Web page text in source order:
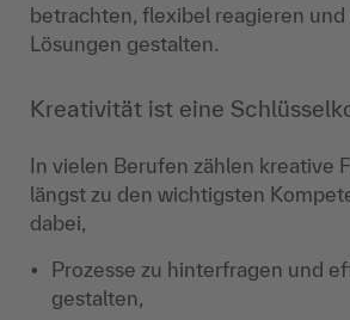
betrachten, flexibel reagieren
Lösungen gestalten.
Kreativität ist eine
In vielen Berufen zählen kreative
längst zu den wichtigsten
dabei,
Prozesse zu hinterfragen und
gestalten,